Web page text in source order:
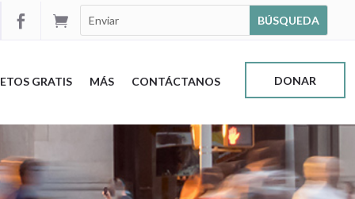


GRATIS MÁS CONTÁCTANOS DONAR